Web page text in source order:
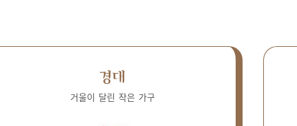
경대
거울이 달린 작은 가구